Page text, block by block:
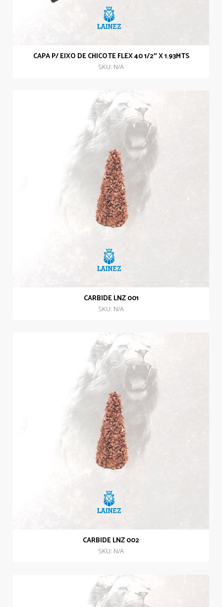
CAPA P/ EIXO DE CHICOTE FLEX 40 1/2″ X 1.93MTS
SKU: N/A
CARBIDE LNZ 001
SKU: N/A
CARBIDE LNZ 002
SKU: N/A